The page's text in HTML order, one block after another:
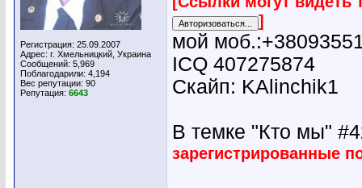
Регистрация: 25.09.2007
Адрес: г. Хмельницкий, Украина
Сообщений: 5,969
Поблагодарили: 4,194
Вес репутации: 90
Репутация: 6643
]
мой
ICQ 407275874
Скайп: KAlinchik1
В темке "Кто мы"
зарегистрированные